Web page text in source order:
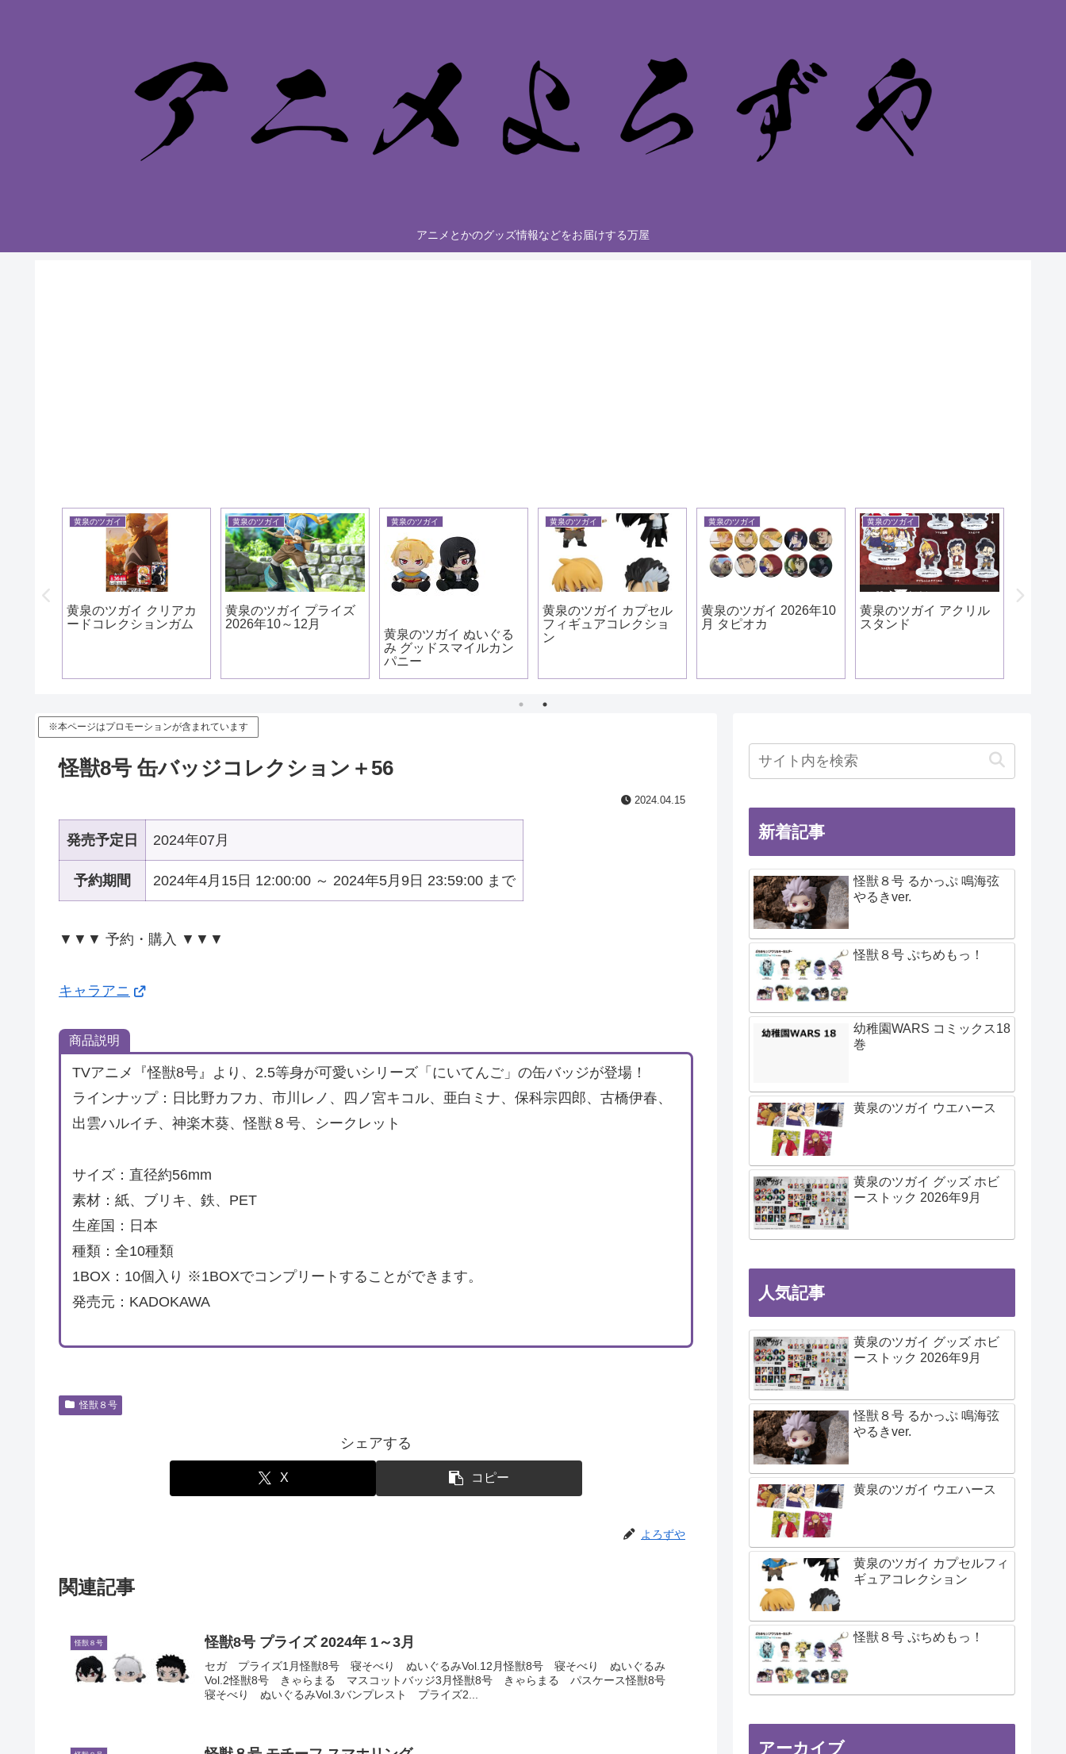
アニメとかのグッズ情報などをお届けする万屋
黄泉のツガイ
黄泉のツガイ クリアカ
ードコレクションガム
黄泉のツガイ
黄泉のツガイ プライズ
2026年10～12月
黄泉のツガイ
黄泉のツガイ ぬいぐる
み グッドスマイルカン
パニー
黄泉のツガイ
黄泉のツガイ カプセル
フィギュアコレクショ
ン
黄泉のツガイ
黄泉のツガイ 2026年10
月 タピオカ
黄泉のツガイ
黄泉のツガイ アクリル
スタンド
※本ページはプロモーションが含まれています
怪獣8号 缶バッジコレクション＋56
2024.04.15
発売予定日 2024年07月
予約期間 2024年4月15日 12:00:00 ～ 2024年5月9日 23:59:00 まで
▼▼▼ 予約・購入 ▼▼▼
キャラアニ
商品説明
TVアニメ『怪獣8号』より、2.5等身が可愛いシリーズ「にいてんご」の缶バッジが登場！
ラインナップ：日比野カフカ、市川レノ、四ノ宮キコル、亜白ミナ、保科宗四郎、古橋伊春、
出雲ハルイチ、神楽木葵、怪獣８号、シークレット
サイズ：直径約56mm
素材：紙、ブリキ、鉄、PET
生産国：日本
種類：全10種類
1BOX：10個入り ※1BOXでコンプリートすることができます。
発売元：KADOKAWA
怪獣８号
シェアする
X コピー
よろずや
関連記事
怪獣８号 怪獣8号 プライズ 2024年 1～3月
セガ プライズ1月怪獣8号 寝そべり ぬいぐるみVol.12月怪獣8号 寝そべり ぬいぐるみ
Vol.2怪獣8号 きゃらまる マスコットバッジ3月怪獣8号 きゃらまる パスケース怪獣8号
寝そべり ぬいぐるみVol.3バンプレスト プライズ2...
新着記事
怪獣８号 るかっぷ 鳴海弦
やるきver.
怪獣８号 ぷちめもっ！
幼稚園WARS コミックス18
巻
黄泉のツガイ ウエハース
黄泉のツガイ グッズ ホビ
ーストック 2026年9月
人気記事
黄泉のツガイ グッズ ホビ
ーストック 2026年9月
怪獣８号 るかっぷ 鳴海弦
やるきver.
黄泉のツガイ ウエハース
黄泉のツガイ カプセルフィ
ギュアコレクション
怪獣８号 ぷちめもっ！
アーカイブ